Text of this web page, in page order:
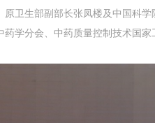
原卫生部副部长张凤楼及中国科
药学分会、中药质量控制技术国